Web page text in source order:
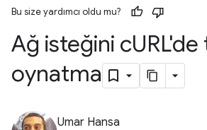
Bu size yardımcı oldu mu?
Ağ isteğini c
oynatma
Umar Hansa